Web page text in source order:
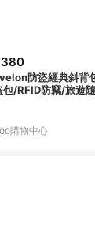
防盜經典斜
包/RFID防竊/旅遊
購物中心